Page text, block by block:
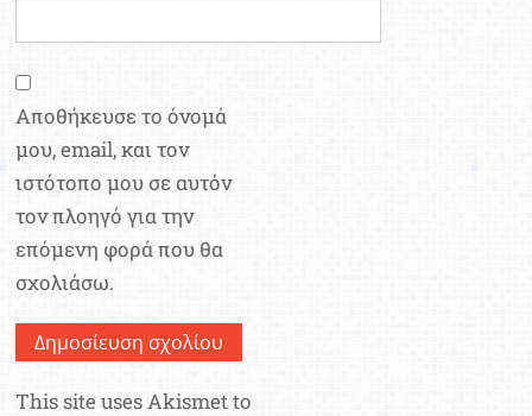
Αποθήκευσε το όνομά
μου, email, και τον
ιστότοπο μου σε αυτόν
τον πλοηγό για την
επόμενη φορά που θα
σχολιάσω.
This site uses Akismet to